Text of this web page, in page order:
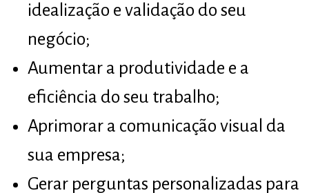
idealização e validação do seu
negócio;
Aumentar a produtividade e a
eficiência do seu trabalho;
Aprimorar a comunicação visual da
sua empresa;
Gerar perguntas personalizadas para